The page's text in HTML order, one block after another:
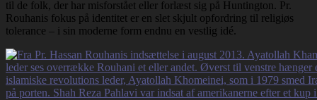
til de folk, der har misforstået eller forlæst sig på Huntington. Pr.
Rouhanis fokus på identitet er en slet skjult opfordring til religiøs
tolerance – i sin moderne form endnu en vestlig idé.